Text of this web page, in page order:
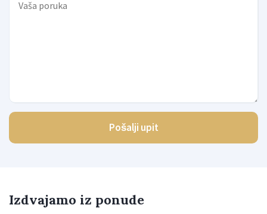
Pošalji upit
Izdvajamo iz ponude